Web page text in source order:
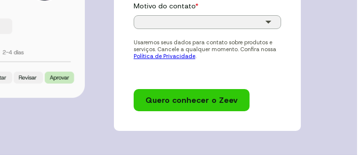
Motivo do contato*
Usaremos seus dados para contato sobre produtos e
serviços. Cancele a qualquer momento. Confira nossa
Política de Privacidade.
Quero conhecer o Zeev